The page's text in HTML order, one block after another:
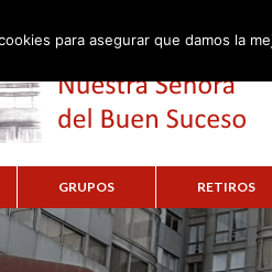
GRUPOS RETIROS
para asegurar que damos la